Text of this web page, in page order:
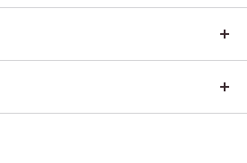
，目前是全球領先的「營養、健康、
是「我們充分發掘食品的力量，提升
在還是未來」。